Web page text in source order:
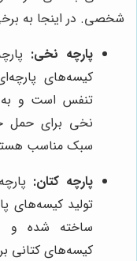
شخصی. در اینجا به
پارچه نخی:
کیسه‌های
تنفس است و
نخی برای حمل
سبک مناسب
پارچه کتان:
تولید کیسه‌های
ساخته شده و
کیسه‌های کتانی